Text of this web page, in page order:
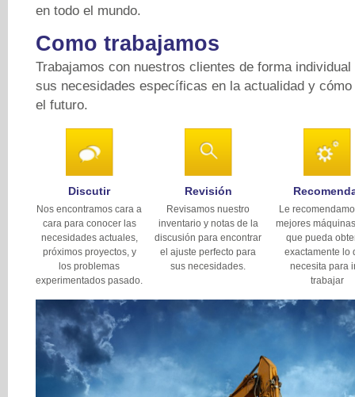
en todo el mundo.
Como trabajamos
Trabajamos con nuestros clientes de forma
sus necesidades específicas en la actualidad y
el futuro.
Discutir
Nos encontramos cara a
cara para conocer las
necesidades actuales,
próximos proyectos, y
los problemas
experimentados pasado.
Revisión
Revisamos nuestro
inventario y notas de la
discusión para encontrar
el ajuste perfecto para
sus necesidades.
Le
mejores
que pueda
exactamente lo
necesita para
trabajar